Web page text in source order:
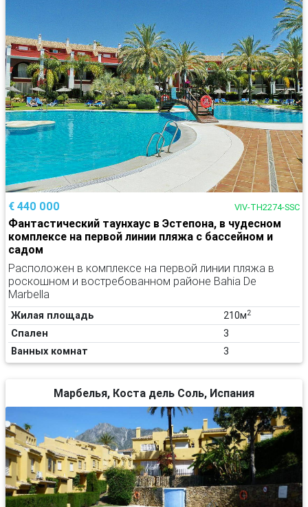
€ 440 000 VIV-TH2274-SSC
Фантастический таунхаус в Эстепона, в чудесном
комплексе на первой линии пляжа с бассейном и
садом
Расположен в комплексе на первой линии пляжа в
роскошном и востребованном районе Bahia De
Marbella
Жилая площадь 210м2
Спален
3
Ванных комнат
3
Марбелья, Коста дель Соль, Испания